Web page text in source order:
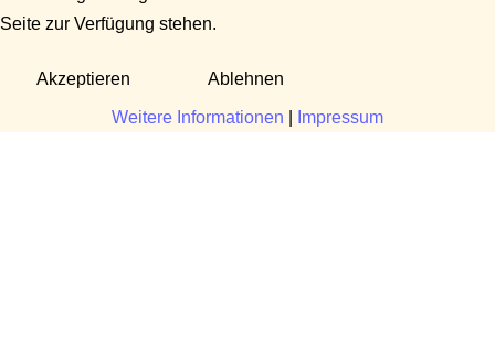
Seite zur Verfügung stehen.
Akzeptieren Ablehnen
Weitere Informationen Impressum